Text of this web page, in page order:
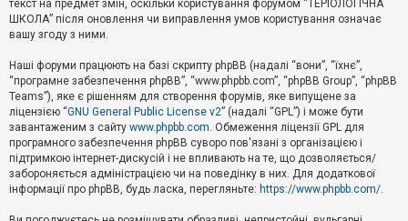
Т
м
и
б
е
з
в
і
д
п
о
в
д
текст на предмет змін, оскільки користування форумом “ТЕРІОЛОГІЧНА
ШКОЛА” після оновлення чи виправлення умов користування означає
вашу згоду з ними.
Наші форуми працюють на базі скрипту phpBB (надалі “вони”, “їхнє”,
“програмне забезпечення phpBB”, “www.phpbb.com”, “phpBB Group”, “phpBB
Teams”), яке є рішенням для створення форумів, яке випущене за
ліцензією “GNU General Public License v2” (надалі “GPL”) і може бути
завантаженим з сайту www.phpbb.com. Обмеження ліцензії GPL для
програмного забезпечення phpBB суворо пов'язані з організацією і
підтримкою інтернет-дискусій і не впливають на те, що дозволяється/
забороняється адміністрацією чи на поведінку в них. Для додаткової
інформації про phpBB, будь ласка, перегляньте: https://www.phpbb.com/.